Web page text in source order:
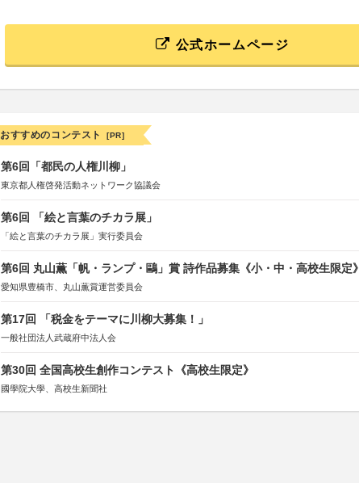
公式ホームページ
おすすめのコンテスト [PR]
第6回「都民の人権川柳」
東京都人権啓発活動ネットワーク協議会
第6回 「絵と言葉のチカラ展」
「絵と言葉のチカラ展」実行委員会
第6回 丸山薫「帆・ランプ・鷗」賞 詩作品募集《小・中・高校生限定》
愛知県豊橋市、丸山薫賞運営委員会
第17回 「税金をテーマに川柳大募集！」
一般社団法人武蔵府中法人会
第30回 全国高校生創作コンテスト《高校生限定》
國學院大學、高校生新聞社